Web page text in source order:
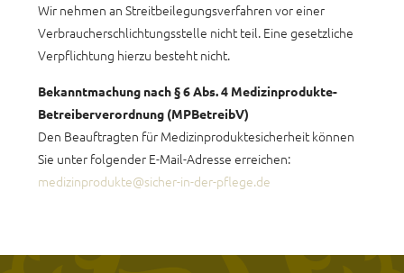
Wir nehmen an Streitbeilegungsverfahren vor einer
Verbraucherschlichtungsstelle nicht teil. Eine gesetzliche
Verpflichtung hierzu besteht nicht.
Bekanntmachung nach § 6 Abs. 4 Medizinprodukte-
Betreiberverordnung (MPBetreibV)
Den Beauftragten für Medizinproduktesicherheit können
Sie unter folgender E-Mail-Adresse erreichen:
medizinprodukte@sicher-in-der-pflege.de